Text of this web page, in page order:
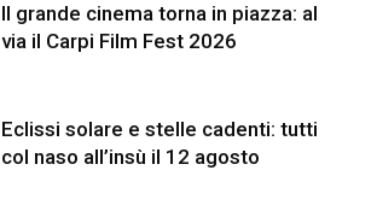
Il grande cinema torna in piazza: al
via il Carpi Film Fest 2026
Eclissi solare e stelle cadenti: tutti
col naso all’insù il 12 agosto